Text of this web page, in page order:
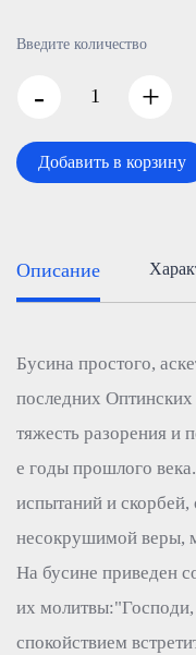
Введите количество
- +
Добавить в корзину
Описание
Бусина простого,
последних
тяжесть разорения и
е годы прошлого
испытаний и
несокрушимой веры,
На бусине приведен
их
спокойствием